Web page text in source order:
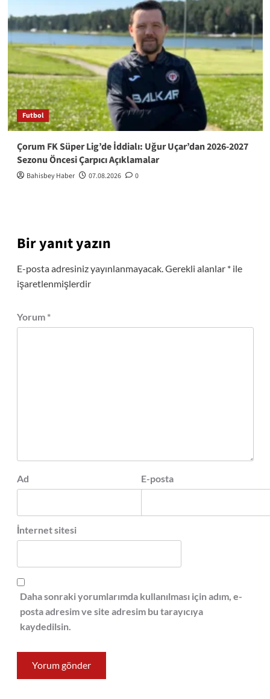
Futbol
Çorum FK Süper Lig’de İddialı: Uğur Uçar’dan 2026-2027
Sezonu Öncesi Çarpıcı Açıklamalar
Bahisbey Haber 07.08.2026 0
Bir yanıt yazın
E-posta adresiniz yayınlanmayacak.Gerekli alanlar *ile
işaretlenmişlerdir
Yorum *
Ad E-posta
İnternet sitesi
Daha sonraki yorumlarımda kullanılması için adım, e-
posta adresim ve site adresim bu tarayıcıya
kaydedilsin.